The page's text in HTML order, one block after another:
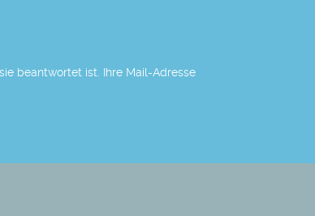
beantwortet ist. Ihre Mail-Adresse